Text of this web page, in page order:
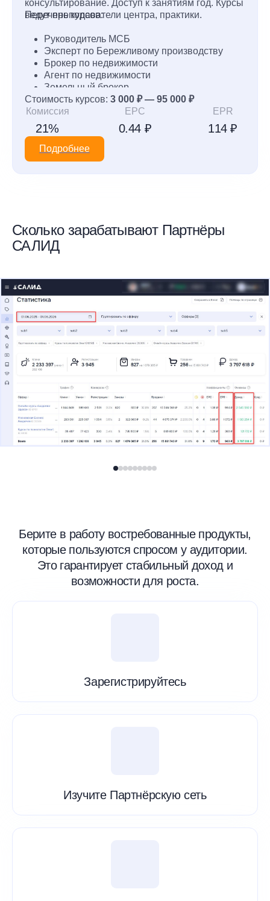
консультирование. Доступ к занятиям год. Курсы
ведут преподаватели центра, практики.
Перечень курсов:
Руководитель МСБ
Эксперт по Бережливому производству
Брокер по недвижимости
Агент по недвижимости
Земельный брокер
Ипотечный брокер
Клуб: Современный риэлтор
Как мотивировать и вдохновлять персонал
на изменения
Как быть в ресурсном состоянии постоянно
Стоимость курсов: 3 000 ₽ — 95 000 ₽
Комиссия
21%
EPC
0.44 ₽
EPR
114 ₽
Подробнее
Сколько зарабатывают Партнёры
САЛИД
Берите в работу востребованные продукты,
которые пользуются спросом у аудитории.
Это гарантирует стабильный доход и
возможности для роста.
Зарегистрируйтесь
Изучите Партнёрскую сеть